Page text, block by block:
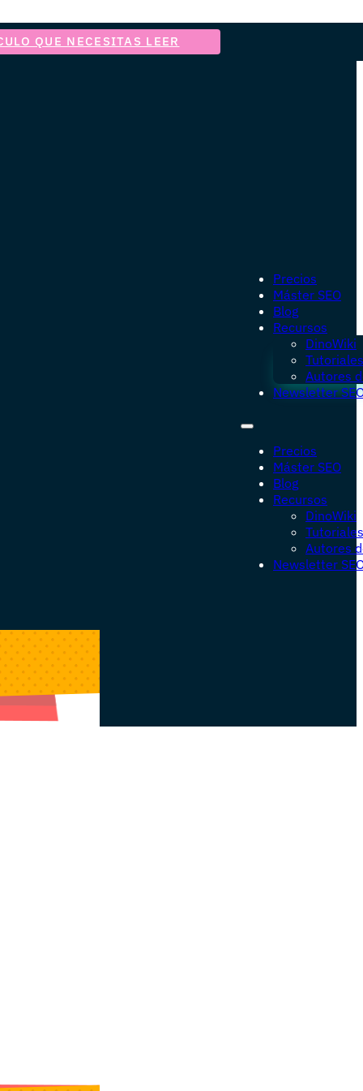
QUE NECESITAS LEER
Precios
Máster SEO
Blog
Recursos
DinoWiki
Tutoriales
Autores
Newsletter
Precios
Máster SEO
Blog
Recursos
DinoWiki
Tutoriales
Autores
Newsletter